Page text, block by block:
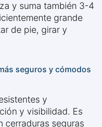
y suma también 3-4
grande
de pie, girar y
seguros y cómodos
y
y visibilidad. Es
cerraduras seguras